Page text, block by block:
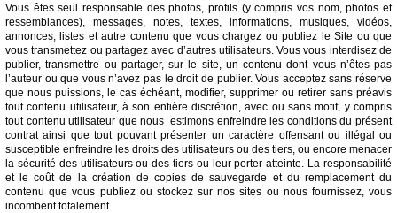
Vous êtes seul responsable des photos, profils (y compris vos nom, photos et
ressemblances), messages, notes, textes, informations, musiques, vidéos,
annonces, listes et autre contenu que vous chargez ou publiez le Site ou que
vous transmettez ou partagez avec d’autres utilisateurs. Vous vous interdisez de
publier, transmettre ou partager, sur le site, un contenu dont vous n’êtes pas
l’auteur ou que vous n’avez pas le droit de publier. Vous acceptez sans réserve
que nous puissions, le cas échéant, modifier, supprimer ou retirer sans préavis
tout contenu utilisateur, à son entière discrétion, avec ou sans motif, y compris
tout contenu utilisateur que nous estimons enfreindre les conditions du présent
contrat ainsi que tout pouvant présenter un caractère offensant ou illégal ou
susceptible enfreindre les droits des utilisateurs ou des tiers, ou encore menacer
la sécurité des utilisateurs ou des tiers ou leur porter atteinte. La responsabilité
et le coût de la création de copies de sauvegarde et du remplacement du
contenu que vous publiez ou stockez sur nos sites ou nous fournissez, vous
incombent totalement.